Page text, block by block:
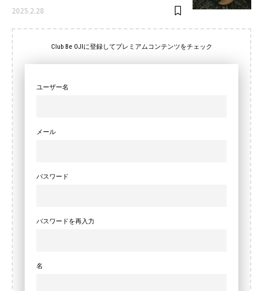
2025.2.28
Club Be OJIに登録してプレミアムコンテンツをチェック
ユーザー名
メール
パスワード
パスワードを再入力
名